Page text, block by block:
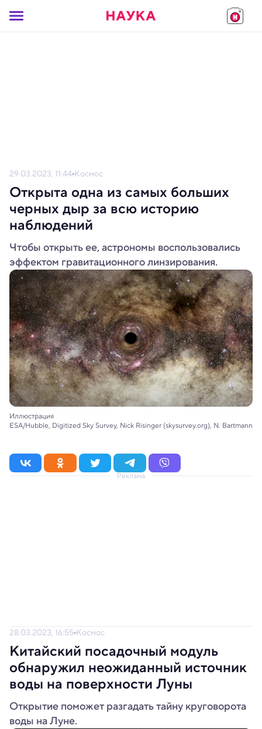
29.03.2023, 11:44 Космос
Открыта одна из самых больших
черных дыр за всю историю
наблюдений
Чтобы открыть ее, астрономы воспользовались
эффектом гравитационного линзирования.
Иллюстрация
ESA/Hubble, Digitized Sky Survey, Nick Risinger (skysurvey.org), N. Bartmann
Реклама
28.03.2023, 16:55 Космос
Китайский посадочный модуль
обнаружил неожиданный источник
воды на поверхности Луны
Открытие поможет разгадать тайну круговорота
воды на Луне.